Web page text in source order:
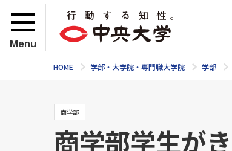
Menu
HOME 学部・大学院・専門職大学院 学部
商学部
商学部学生が